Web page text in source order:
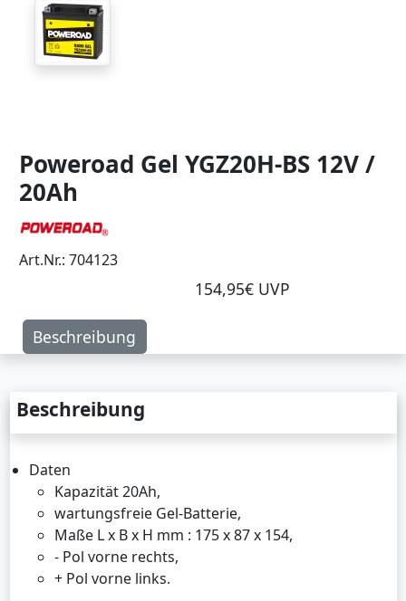
Poweroad Gel YGZ20H-BS 12V /
20Ah
Art.Nr.: 704123
154,95€ UVP
Beschreibung
Beschreibung
Daten
Kapazität 20Ah,
wartungsfreie Gel-Batterie,
Maße L x B x H mm : 175 x 87 x 154,
- Pol vorne rechts,
+ Pol vorne links.